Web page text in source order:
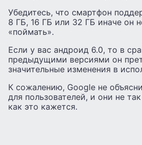
Убедитесь, что смартфон
8 ГБ, 16 ГБ или 32 ГБ иначе он
«поймать».
Если у вас андроид 6.0, то в
предыдущими версиями он
значительные изменения в
К сожалению, Google не
для пользователей, и они не
как это кажется.